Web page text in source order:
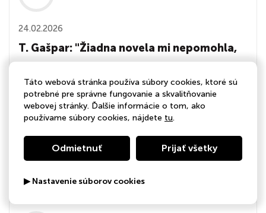
24.02.2026
T. Gašpar: "Žiadna novela mi nepomohla,
CELÝ ROZHOVOR: https://360tka.sk/videos/t-gaspar-
ziadna-novela-mi-nepomohla-lebo-nebudem-
odsudeny"Ak ma raz teoreticky odsúdia, tak až potom
mi novela pomohla. Ja ale nebudem odsúdený,” hovorí
podpredseda parlamentu Tibor Gašpar. Vo viac ako
obžalobu v...
Táto webová stránka používa súbory cookies, ktoré sú
potrebné pre správne fungovanie a skvalitňovanie
webovej stránky. Ďalšie informácie o tom, ako
používame súbory cookies, nájdete tu.
Odmietnuť Prijať všetky
▶ Nastavenie súborov cookies